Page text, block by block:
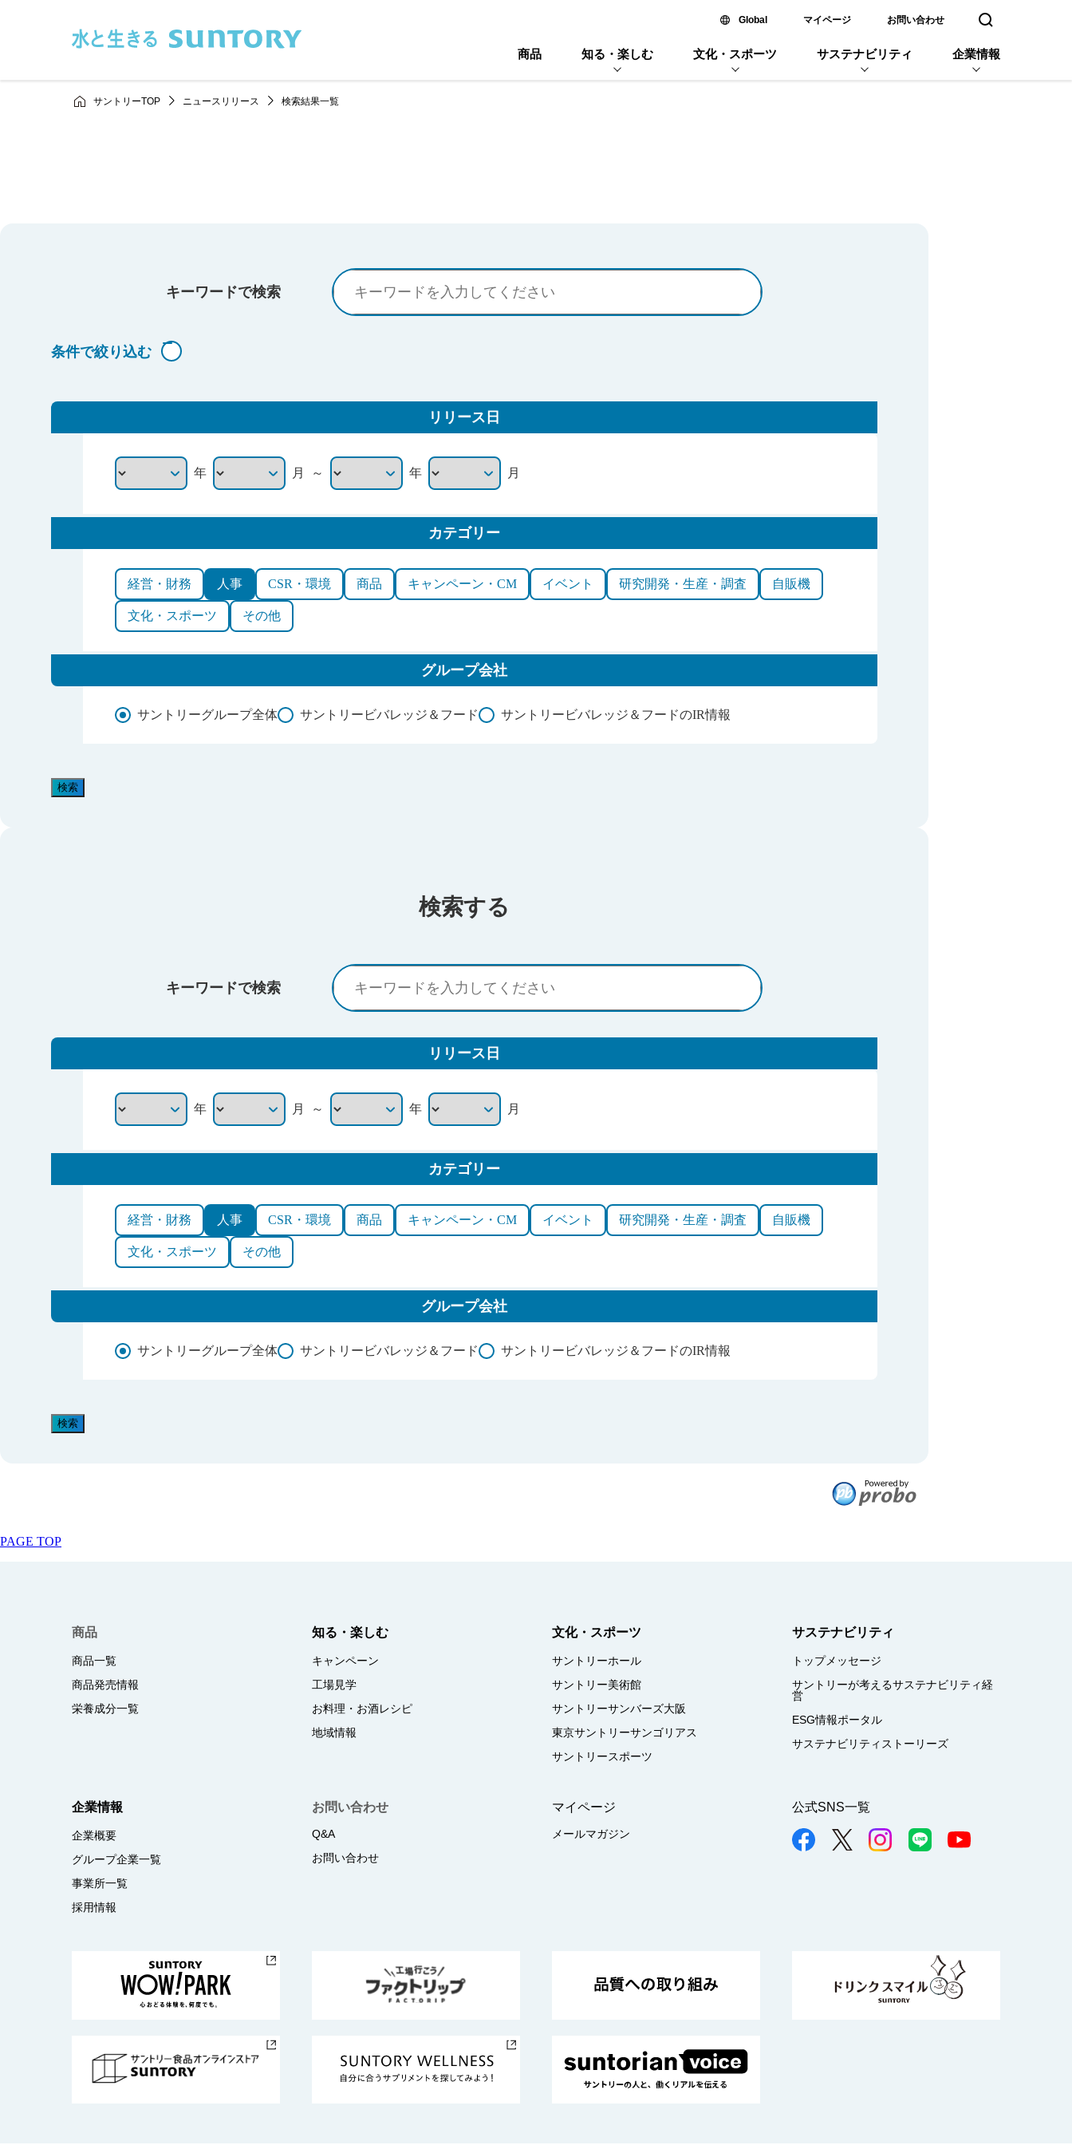
Global新しいウィンドウで開く
マイページ お問い合わせ 検索窓を開く
商品 知る・楽しむ 文化・スポーツ サステナビリティ 企業情報
サントリーTOP ニュースリリース 検索結果一覧
キーワードで検索
条件で絞り込む
リリース日
年 月 ～ 年 月
カテゴリー
経営・財務 人事 CSR・環境 商品 キャンペーン・CM イベント 研究開発・生産・調査 自販機
文化・スポーツ その他
グループ会社
サントリーグループ全体 サントリービバレッジ＆フード サントリービバレッジ＆フードのIR情報
検索
検索する
キーワードで検索
リリース日
年 月 ～ 年 月
カテゴリー
経営・財務 人事 CSR・環境 商品 キャンペーン・CM イベント 研究開発・生産・調査 自販機
文化・スポーツ その他
グループ会社
サントリーグループ全体 サントリービバレッジ＆フード サントリービバレッジ＆フードのIR情報
検索
PAGE TOP
商品
商品一覧
商品発売情報
栄養成分一覧
知る・楽しむ
キャンペーン
工場見学
お料理・お酒レシピ
地域情報
文化・スポーツ
サントリーホール
サントリー美術館
サントリーサンバーズ大阪
東京サントリーサンゴリアス
サントリースポーツ
サステナビリティ
トップメッセージ
サントリーが考えるサステナビリティ経
営
ESG情報ポータル
サステナビリティストーリーズ
企業情報
企業概要
グループ企業一覧
事業所一覧
採用情報
お問い合わせ
Q&A
お問い合わせ
マイページ
メールマガジン
公式SNS一覧